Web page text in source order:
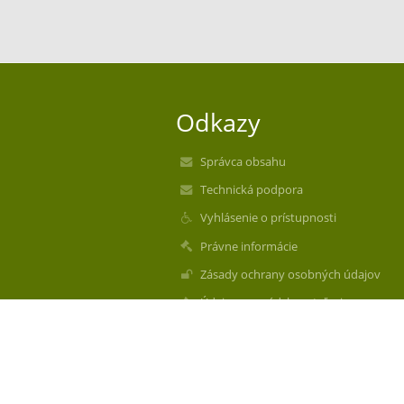
Odkazy
Správca obsahu
Technická podpora
Vyhlásenie o prístupnosti
Právne informácie
Zásady ochrany osobných údajov
Údaje o prevádzkovateľovi